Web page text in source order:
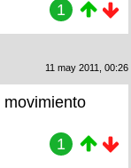
1
11 may 2011, 00:26
1